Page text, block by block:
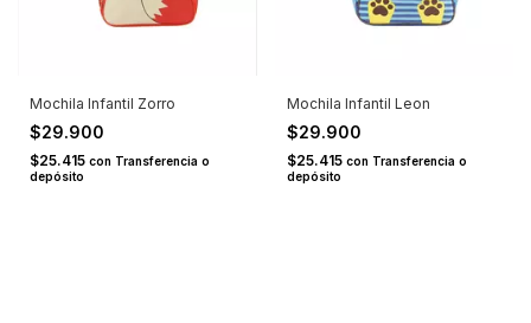
Mochila Infantil Zorro
$29.900
$25.415 con Transferencia o
depósito
Mochila Infantil Leon
$29.900
$25.415 con Transferencia o
depósito